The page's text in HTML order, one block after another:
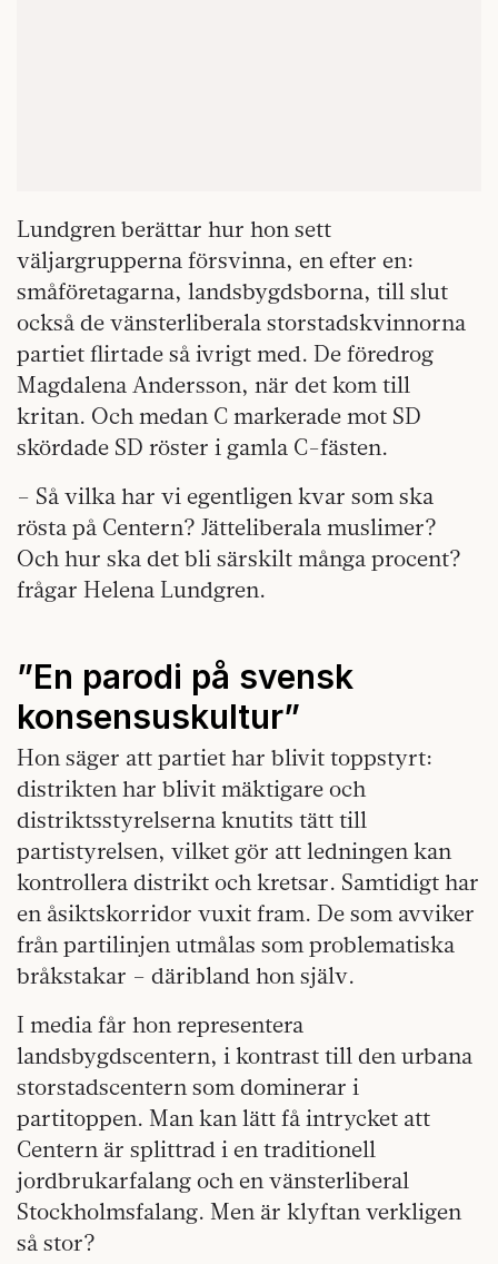
Lundgren berättar hur hon sett
väljargrupperna försvinna, en efter en:
småföretagarna, landsbygdsborna, till slut
också de vänsterliberala storstadskvinnorna
partiet flirtade så ivrigt med. De föredrog
Magdalena Andersson, när det kom till
kritan. Och medan C markerade mot SD
skördade SD röster i gamla C-fästen.
– Så vilka har vi egentligen kvar som ska
rösta på Centern? Jätteliberala muslimer?
Och hur ska det bli särskilt många procent?
frågar Helena Lundgren.
”En parodi på svensk
konsensuskultur”
Hon säger att partiet har blivit toppstyrt:
distrikten har blivit mäktigare och
distriktsstyrelserna knutits tätt till
partistyrelsen, vilket gör att ledningen kan
kontrollera distrikt och kretsar. Samtidigt har
en åsiktskorridor vuxit fram. De som avviker
från partilinjen utmålas som problematiska
bråkstakar – däribland hon själv.
I media får hon representera
landsbygdscentern, i kontrast till den urbana
storstadscentern som dominerar i
partitoppen. Man kan lätt få intrycket att
Centern är splittrad i en traditionell
jordbrukarfalang och en vänsterliberal
Stockholmsfalang. Men är klyftan verkligen
så stor?